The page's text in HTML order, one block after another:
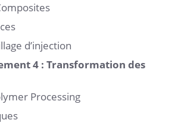
d’injection
4 : Transformation des
Processing